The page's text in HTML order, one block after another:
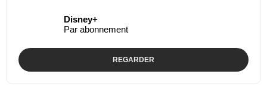
Disney+
Par abonnement
REGARDER